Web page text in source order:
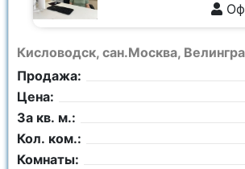
Кисловодск, сан.Москва,
Продажа:
Цена:
За кв. м.:
Кол. ком.:
Комнаты: